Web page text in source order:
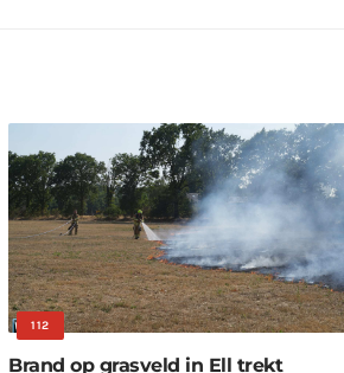
112
Brand op grasveld in Ell trekt